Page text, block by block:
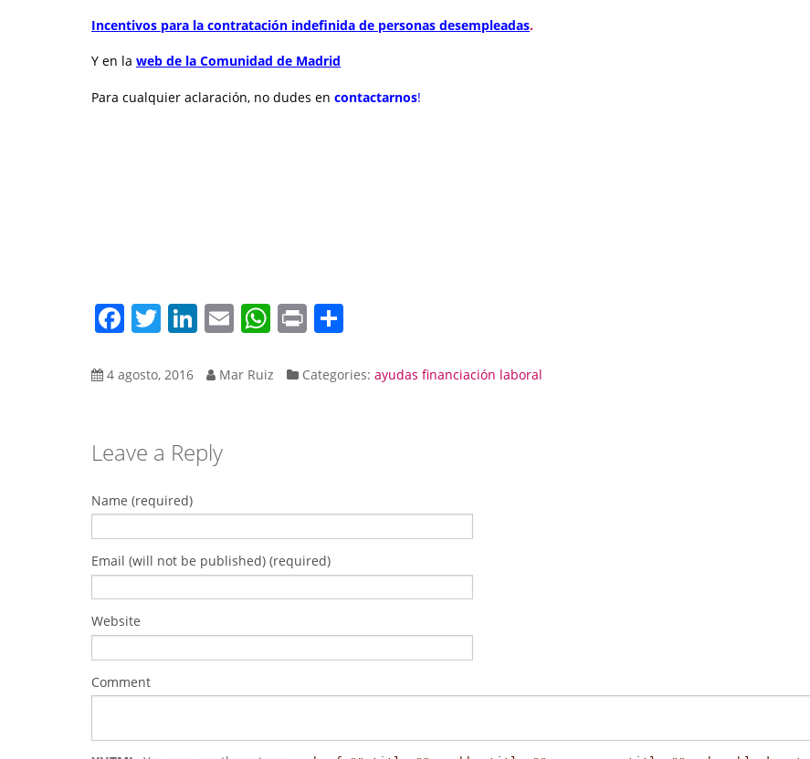
Incentivos para la contratación indefinida de personas desempleadas.
Y en laweb de la Comunidad de Madrid
Para cualquier aclaración, no dudes en contactarnos!
Facebook
Twitter
LinkedIn
EmailWhatsApp
Print
4 agosto, 2016 Mar Ruiz Categories:ayudas financiación laboral
Leave a Reply
Name (required)
Email (will not be published) (required)
Website
Comment